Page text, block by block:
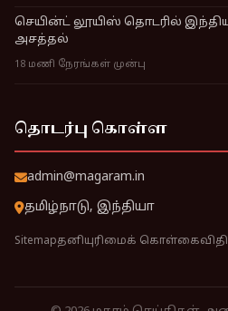
செயின்ட் லூயிஸ் தொடரில்
அசத்தல்
18 மணி நேரங்கள் முன்பு
தொடர்பு கொள்ள
admin@magaram.in
தமிழ்நாடு, இந்தியா
Sitemapதனியுரிமைக் கொள்கை